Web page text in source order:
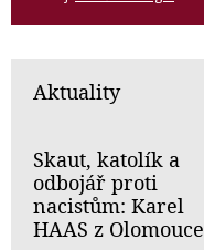
Aktuality
Skaut, katolík a
odbojář proti
nacistům: Karel
HAAS z Olomouce